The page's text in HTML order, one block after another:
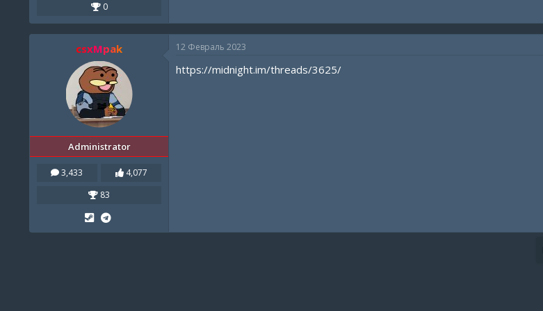
0
csxMpak
Administrator
3,433
4,077
83
12 Февраль 2023
https://midnight.im/threads/3625/